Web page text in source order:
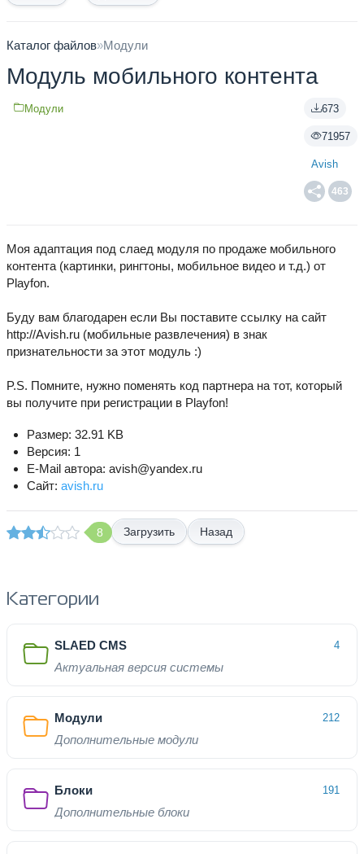
Каталог файлов»Модули
Модуль мобильного контента
673
71957
Avish
463
Модули
Моя адаптация под слаед модуля по продаже мобильного
контента (картинки, рингтоны, мобильное видео и т.д.) от
Playfon.
Буду вам благодарен если Вы поставите ссылку на сайт
http://Avish.ru (мобильные развлечения) в знак
признательности за этот модуль :)
P.S. Помните, нужно поменять код партнера на тот, который
вы получите при регистрации в Playfon!
Размер: 32.91 KB
Версия: 1
E-Mail автора: avish@yandex.ru
Сайт: avish.ru
8 Назад
Категории
SLAED CMS 4
Актуальная версия системы
Модули 212
Дополнительные модули
Блоки 191
Дополнительные блоки